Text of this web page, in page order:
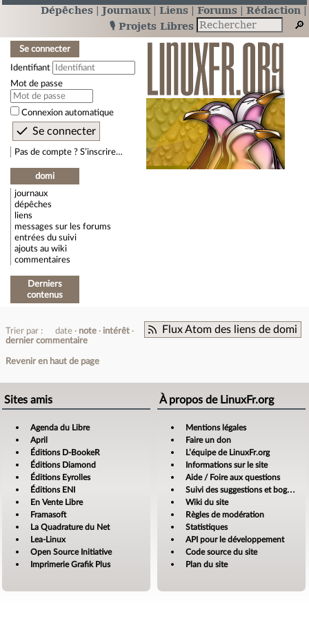
Dépêches Journaux Liens Forums
Rédaction
🎙️ Projets Libres
Se connecter
Identifiant
Mot de passe
Connexion automatique
Pas de compte ? S’inscrire…
domi
journaux
dépêches
liens
messages sur les forums
entrées du suivi
ajouts au wiki
commentaires
Derniers
contenus
Flux Atom des liens de domi
Trier par : date note
intérêt
dernier commentaire
Revenir en haut de page
Sites amis
Agenda du Libre
April
Éditions D-BookeR
Éditions Diamond
Éditions Eyrolles
Éditions ENI
En Vente Libre
Framasoft
La Quadrature du Net
Lea-Linux
Open Source Initiative
Imprimerie Grafik Plus
À propos de LinuxFr.org
Mentions légales
Faire un don
L’équipe de LinuxFr.org
Informations sur le site
Aide / Foire aux questions
Suivi des suggestions et bogues
Wiki du site
Règles de modération
Statistiques
API pour le développement
Code source du site
Plan du site